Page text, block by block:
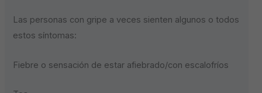
Las personas con gripe a veces sienten algunos o todos
estos síntomas:
Fiebre o sensación de estar afiebrado/con escalofríos